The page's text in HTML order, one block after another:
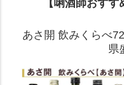
【唎酒師おすす
あさ開 飲みくらべ
県